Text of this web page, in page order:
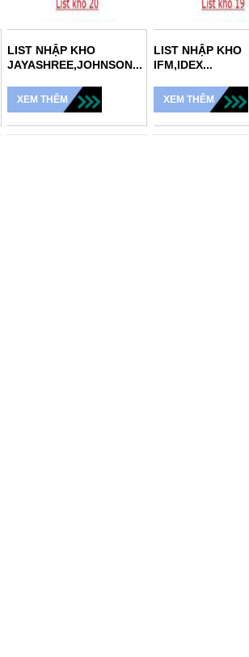
LIST NHẬP KHO
JAYASHREE,JOHNSON...
XEM THÊM
LIST NHẬP KHO
IFM,IDEX...
XEM THÊM